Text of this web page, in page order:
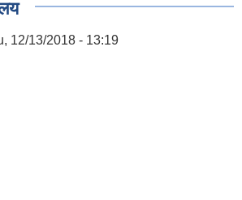
12/13/2018 - 13:19